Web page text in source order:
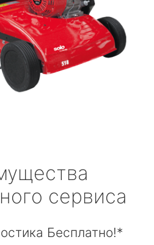
сервиса
Бесплатно!*